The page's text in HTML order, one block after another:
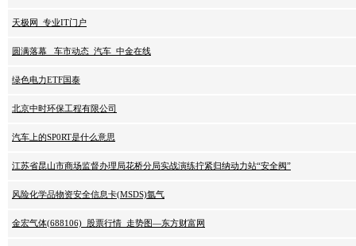
天极网_专业IT门户
圆满落幕 _车市动态_汽车_中金在线
绿色电力ETF国泰
北京中时环保工程有限公司
汽车上的SP0RT是什么意思
江苏省昆山市商场监督办理局花桥分局实战演练拧紧归纳动力站“安全阀”
风险化学品物资安全信息卡(MSDS)氩气
金宏气体(688106)_股票行情_走势图—东方财富网